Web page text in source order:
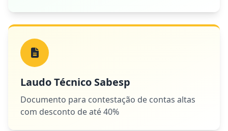
Laudo Técnico Sabesp
Documento para contestação de contas altas
com desconto de até 40%